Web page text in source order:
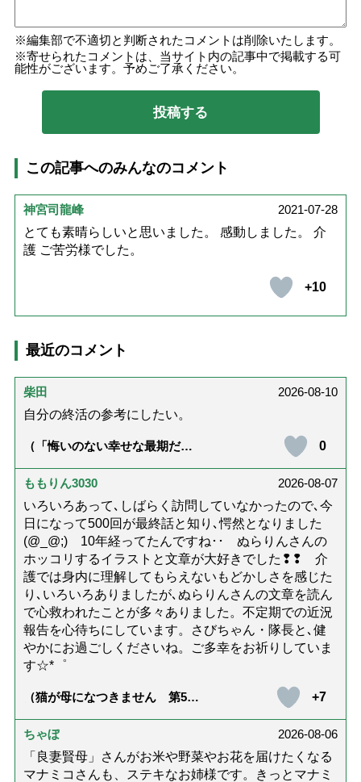
編集部で不適切と判断されたコメントは削除いたします。
寄せられたコメントは、当サイト内の記事中で掲載する可
能性がございます。予めご了承ください。
この記事へのみんなのコメント
神宮司龍峰
2021-07-28
とても素晴らしいと思いました。 感動しました。 介
護 ご苦労様でした。
+10
最近のコメント
柴田
2026-08-10
自分の終活の参考にしたい。
（「悔いのない幸せな最期だっ
り返る母の在宅介護と看取り｜
幸せな在宅死のために医師が教
0
ももりん3030
2026-08-07
いろいろあって､しばらく訪問していなかったので､今
日になって500回が最終話と知り､愕然となりました
(@_@;) 10年経ってたんですね･･ ぬらりんさんの
ホッコリするイラストと文章が大好きでした❢❢ 介
護では身内に理解してもらえないもどかしさを感じた
り､いろいろありましたが､ぬらりんさんの文章を読ん
で心救われたことが多々ありました。不定期での近況
報告を心待ちにしています。さびちゃん・隊長と､健
やかにお過ごしくださいね。ご多幸をお祈りしていま
す☆*゜
（猫が母になつきません 第500
+7
ちゃぼ
2026-08-06
「良妻賢母」さんがお米や野菜やお花を届けたくなる
マナミコさんも、ステキなお姉様です。きっとマナミ